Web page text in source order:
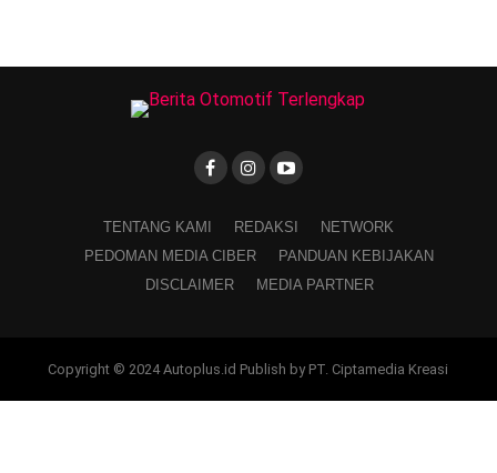
TENTANG KAMI REDAKSI
NETWORK
PEDOMAN MEDIA CIBER
PANDUAN KEBIJAKAN
DISCLAIMER
MEDIA PARTNER
Copyright © 2024 Autoplus.id Publish by PT. Ciptamedia Kreasi